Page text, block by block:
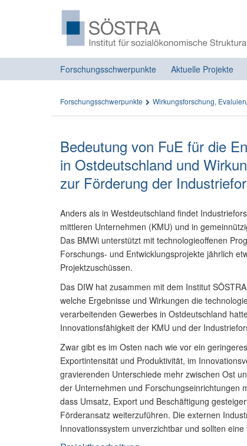
Forschungsschwerpunkte Aktuelle Projekte
Forschungsschwerpunkte Wirkungsforschung,
Bedeutung von FuE für die
in Ostdeutschland und
zur Förderung der
Anders als in Westdeutschland findet
mittleren Unternehmen (KMU) und in
Das BMWi unterstützt mit technologieoffenen
Forschungs- und Entwicklungsprojekte jährlich
Projektzuschüssen.
Das DIW hat zusammen mit dem Institut
welche Ergebnisse und Wirkungen die
verarbeitenden Gewerbes in Ostdeutschland
Innovationsfähigkeit der KMU und der
Zwar gibt es im Osten nach wie vor ein
Exportintensität und Produktivität, im
gravierenden Unterschiede mehr zwischen Ost
der Unternehmen und Forschungseinrichtungen
dass Umsatz, Export und Beschäftigung
Förderansatz weiterzuführen. Die externen
Innovationssystem unverzichtbar und sollten